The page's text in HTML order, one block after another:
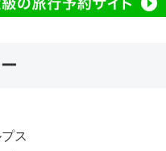
ス